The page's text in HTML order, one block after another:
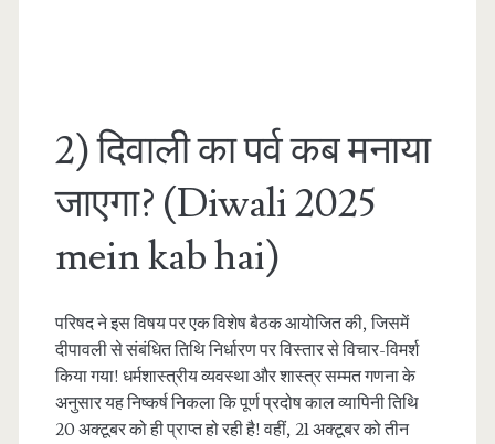
2) दिवाली का पर्व कब मनाया
जाएगा? (Diwali 2025
mein kab hai)
परिषद ने इस विषय पर एक विशेष बैठक आयोजित की, जिसमें
दीपावली से संबंधित तिथि निर्धारण पर विस्तार से विचार-विमर्श
किया गया! धर्मशास्त्रीय व्यवस्था और शास्त्र सम्मत गणना के
अनुसार यह निष्कर्ष निकला कि पूर्ण प्रदोष काल व्यापिनी तिथि
20 अक्टूबर को ही प्राप्त हो रही है! वहीं, 21 अक्टूबर को तीन